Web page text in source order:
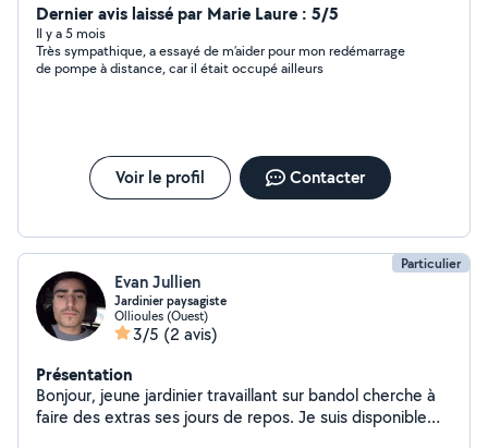
camions de 6 a 10 mètre cubes sur rendez vous )
Dernier avis laissé par Marie Laure : 5/5
Il y a 5 mois
Très sympathique, a essayé de m’aider pour mon redémarrage
de pompe à distance, car il était occupé ailleurs
Voir le profil Contacter
Particulier
Evan Jullien
Jardinier paysagiste
Ollioules (Ouest)
3/5 (2 avis)
Présentation
Bonjour, jeune jardinier travaillant sur bandol cherche à
faire des extras ses jours de repos. Je suis disponible